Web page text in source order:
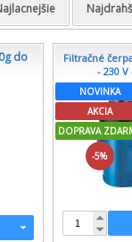
do
Filtračné
- 230
NOVINKA
AKCIA
DOPRAVA
-5%